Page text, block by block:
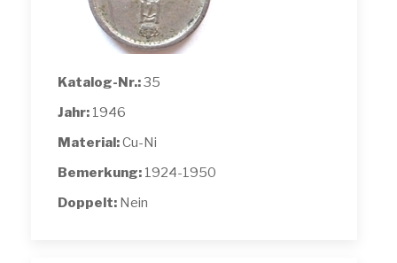
Katalog-Nr.:35
Jahr: 1946
Material:Cu-Ni
Bemerkung: 1924-1950
Doppelt: Nein